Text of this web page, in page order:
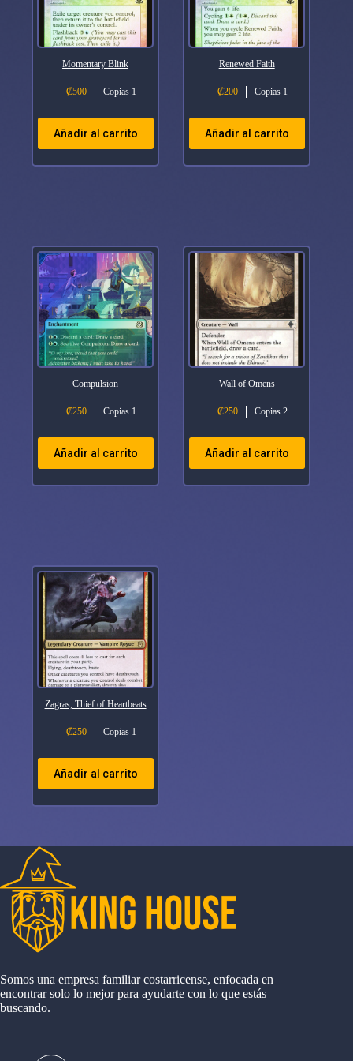
Momentary Blink
₡500 Copias 1
Añadir al carrito
Renewed Faith
₡200 Copias 1
Añadir al carrito
Compulsion
₡250 Copias 1
Añadir al carrito
Wall of Omens
₡250 Copias 2
Añadir al carrito
Zagras, Thief of Heartbeats
₡250 Copias 1
Añadir al carrito
Somos una empresa familiar costarricense, enfocada en
encontrar solo lo mejor para ayudarte con lo que estás
buscando.